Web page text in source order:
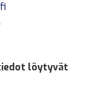
löytyvät